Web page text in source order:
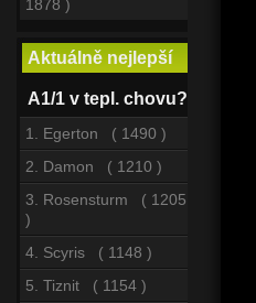
1878 )
Aktuálně nejlepší
A1/1 v tepl. chovu?
1. Egerton ( 1490 )
2. Damon ( 1210 )
3. Rosensturm ( 1205
)
4. Scyris ( 1148 )
5. Tiznit ( 1154 )